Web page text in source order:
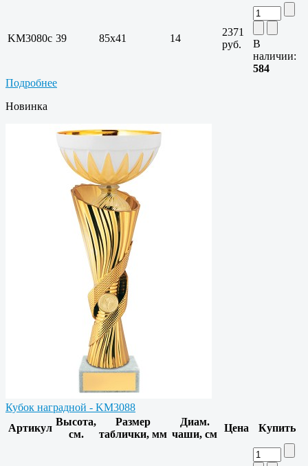
KM3080c 39 85х41 14
2371
руб.
В
наличии:
584
Подробнее
Новинка
Кубок наградной - KM3088
Артикул
Высота,
см.
Размер
таблички, мм
Диам.
чаши, см
Цена Купить